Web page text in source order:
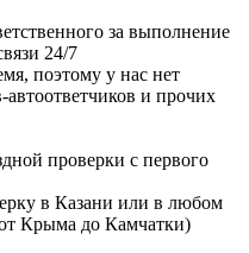
за выполнение
24/7
поэтому у нас нет
автоответчиков и прочих
проверки с первого
в Казани или в любом
Крыма до Камчатки)